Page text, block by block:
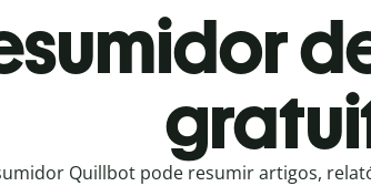
Quillbot pode resumir artigos,